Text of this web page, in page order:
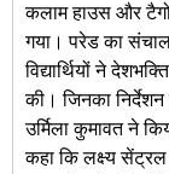
कलाम हाउस और टैगोर
गया। परेड का
विद्यार्थियों ने
की। जिनका निर्देशन
उर्मिला कुमावत ने
कहा कि लक्ष्य सेंट्रल